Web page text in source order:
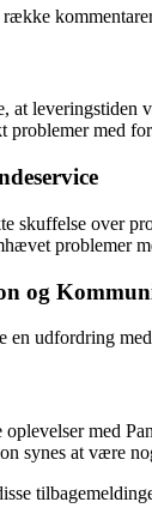
række
at leveringstiden
med
skuffelse over
problemer
og
en udfordring
med
synes at være